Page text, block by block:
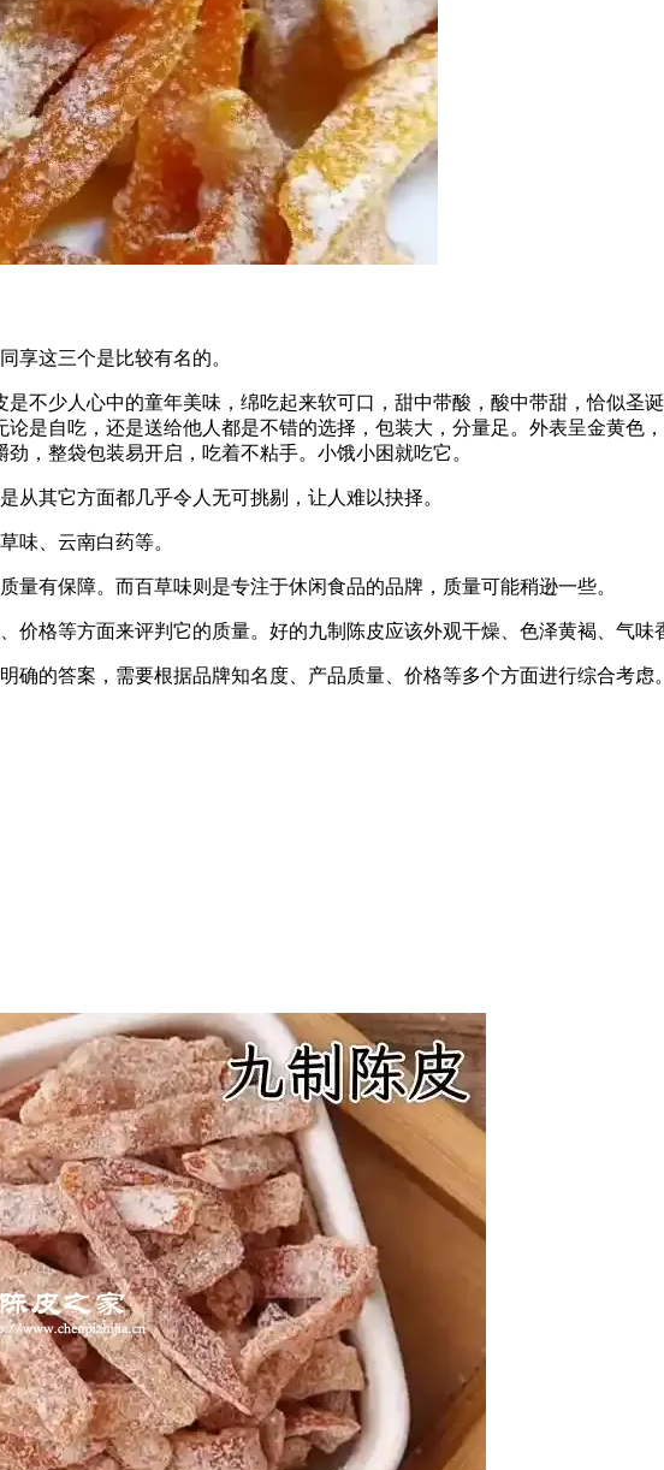
享这三个是比较有名的。
是不少人心中的童年美味，绵吃起来软可口，甜中带酸，酸中带甜，恰似圣
论是自吃，还是送给他人都是不错的选择，包装大，分量足。外表呈金黄色
，整袋包装易开启，吃着不粘手。小饿小困就吃它。
从其它方面都几乎令人无可挑剔，让人难以抉择。
味、云南白药等。
量有保障。而百草味则是专注于休闲食品的品牌，质量可能稍逊一些。
价格等方面来评判它的质量。好的九制陈皮应该外观干燥、色泽黄褐、气
确的答案，需要根据品牌知名度、产品质量、价格等多个方面进行综合考虑